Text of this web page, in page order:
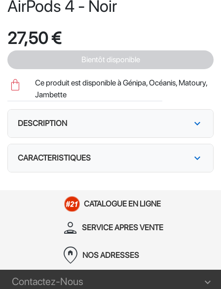
AirPods 4 - Noir
27,50 €
Bientôt disponible
shopping_bag
Ce produit est disponible à Génipa, Océanis, Matoury,
Jambette
DESCRIPTION expand_more
CARACTERISTIQUES expand_more
CATALOGUE EN LIGNE
person_apron SERVICE APRES VENTE
home_pin NOS ADRESSES
Contactez-Nous